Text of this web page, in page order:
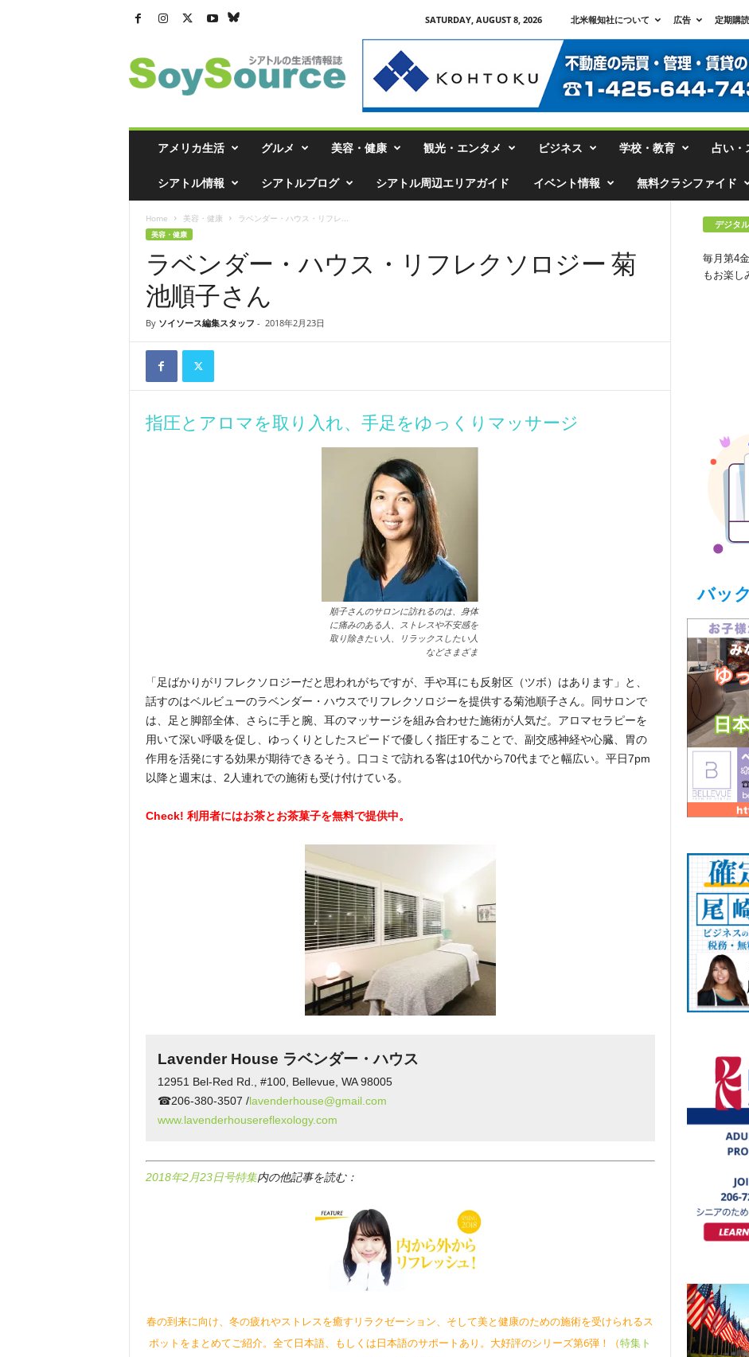
SATURDAY, AUGUST 8, 2026 北米報知社について 広告 定期購読
ト
ル
アメリカ生活 グルメ 美容・健康 観光・エンタメ ビジネス 学校・教育 占い・
シアトル情報 シアトルブログ シアトル周辺エリアガイド イベント情報 無料クラシファイド
Home 美容・健康 ラベンダー・ハウス・リフレ...
美容・健康
ラベンダー・ハウス・リフレクソロジー 菊
池順子さん
By ソイソース編集スタッフ - 2018年2月23日
指圧とアロマを取り入れ、手足をゆっくりマッサージ
順子さんのサロンに訪れるのは、身体
に痛みのある人、ストレスや不安感を
取り除きたい人、リラックスしたい人
などさまざま
「足ばかりがリフレクソロジーだと思われがちですが、手や耳にも反射区（ツボ）はあります」と、
話すのはベルビューのラベンダー・ハウスでリフレクソロジーを提供する菊池順子さん。同サロンで
は、足と脚部全体、さらに手と腕、耳のマッサージを組み合わせた施術が人気だ。アロマセラピーを
用いて深い呼吸を促し、ゆっくりとしたスピードで優しく指圧することで、副交感神経や心臓、胃の
作用を活発にする効果が期待できるそう。口コミで訪れる客は10代から70代までと幅広い。平日7pm
以降と週末は、2人連れでの施術も受け付けている。
Check! 利用者にはお茶とお茶菓子を無料で提供中。
Lavender House ラベンダー・ハウス
12951 Bel-Red Rd., #100, Bellevue, WA 98005
☎206-380-3507 /lavenderhouse@gmail.com
www.lavenderhousereflexology.com
2018年2月23日号特集内の他記事を読む：
春の到来に向け、冬の疲れやストレスを癒すリラクゼーション、そして美と健康のための施術を受けられるス
ポットをまとめてご紹介。全て日本語、もしくは日本語のサポートあり。 大好評のシリーズ第6弾！（特集ト
デジタ
毎月第4
もお楽し
バッ